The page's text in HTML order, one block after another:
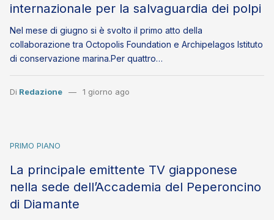
internazionale per la salvaguardia dei polpi
Nel mese di giugno si è svolto il primo atto della
collaborazione tra Octopolis Foundation e Archipelagos Istituto
di conservazione marina.Per quattro…
Di Redazione 1 giorno ago
PRIMO PIANO
La principale emittente TV giapponese
nella sede dell’Accademia del Peperoncino
di Diamante